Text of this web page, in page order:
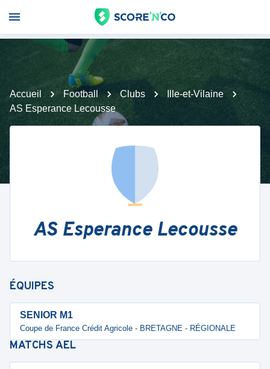
Accueil Football Clubs
Ille-et-Vilaine
AS Esperance Lecousse
AS Esperance Lecousse
ÉQUIPES
SENIOR M1
Coupe de France Crédit Agricole - BRETAGNE - RÉGIONALE
MATCHS AEL